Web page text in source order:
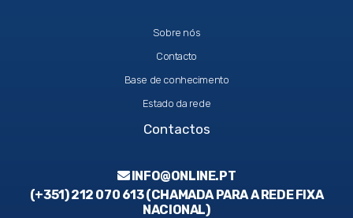
Sobre nós
Contacto
Base de conhecimento
Estado da rede
Contactos
INFO@ONLINE.PT
(+351) 212 070 613 (CHAMADA PARA A REDE FIXA
NACIONAL)